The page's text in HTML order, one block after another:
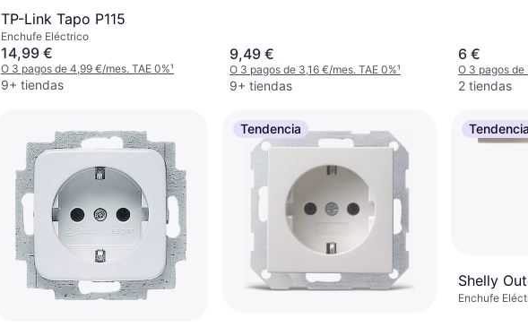
TP-Link Tapo P115
Enchufe Eléctrico
14,99 €
O 3 pagos de 4,99 €/mes. TAE 0%¹
9+ tiendas
9,49 €
O 3 pagos de 3,16 €/mes. TAE 0%¹
9+ tiendas
6 €
O 3 pagos de
2 tiendas
Tendencia Tendencia
Shelly
Enchufe